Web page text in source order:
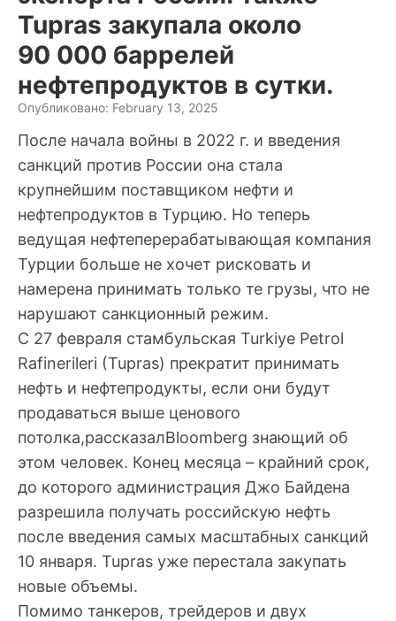
Tupras закупала около
90 000 баррелей
нефтепродуктов в сутки.
Опубликовано: February 13, 2025
После начала войны в 2022 г. и введения
санкций против России она стала
крупнейшим поставщиком нефти и
нефтепродуктов в Турцию. Но теперь
ведущая нефтеперерабатывающая компания
Турции больше не хочет рисковать и
намерена принимать только те грузы, что не
нарушают санкционный режим.
С 27 февраля стамбульская Turkiye Petrol
Rafinerileri (Tupras) прекратит принимать
нефть и нефтепродукты, если они будут
продаваться выше ценового
потолка,рассказалBloomberg знающий об
этом человек. Конец месяца – крайний срок,
до которого администрация Джо Байдена
разрешила получать российскую нефть
после введения самых масштабных санкций
10 января. Tupras уже перестала закупать
новые объемы.
Помимо танкеров, трейдеров и двух